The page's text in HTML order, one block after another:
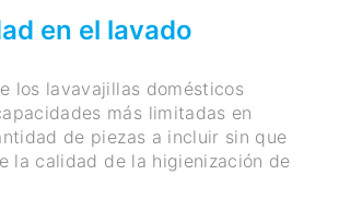
en el lavado
los lavavajillas domésticos
más limitadas en
de piezas a incluir sin que
la calidad de la higienización de